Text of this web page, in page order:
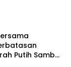
Putih Sambut